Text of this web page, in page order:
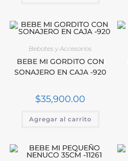
Bebotes y Accesorios
BEBE MI GORDITO CON
SONAJERO EN CAJA -920
$35,900.00
Agregar al carrito